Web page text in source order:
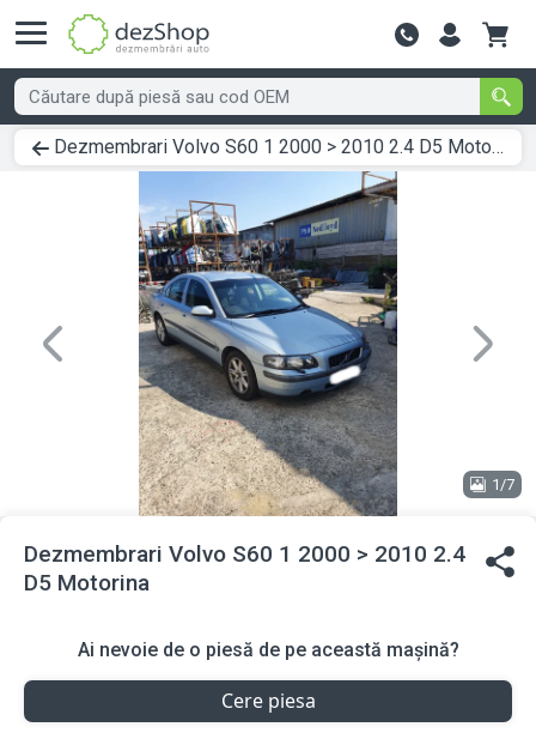
Contactează-
Dezmembrari Volvo S60 1 2000 > 2010 2.4 D5 Motorina
Previous Next
1/7
Dezmembrari Volvo S60 1 2000 > 2010 2.4
D5 Motorina
Ai nevoie de o piesă de pe această mașină?
Cere piesa